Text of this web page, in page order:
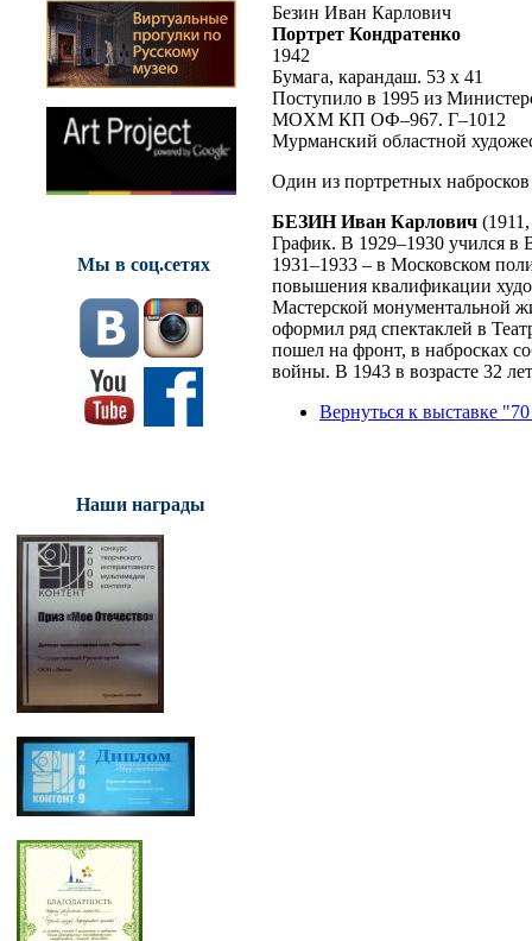
Мы в соц.сетях
Наши награды
Безин Иван Карлович
Портрет Кондратенко
1942
Бумага, карандаш. 53 x 41
Поступило в 1995 из
MOXM КП ОФ–967. Г–1012
Мурманский областной
Один из портретных
БЕЗИН Иван Карлович
График. В 1929–1930 учился в
1931–1933 – в Московском
повышения квалификации
Мастерской монументальной
оформил ряд спектаклей в
пошел на фронт, в набросках
войны. В 1943 в возрасте 32
Вернуться к выставке